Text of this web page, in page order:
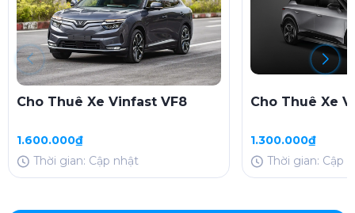
Cho Thuê Xe Vinfast VF8
1.600.000₫
Thời gian: Cập nhật
Cho Thuê Xe
1.300.000₫
Thời gian: Cập